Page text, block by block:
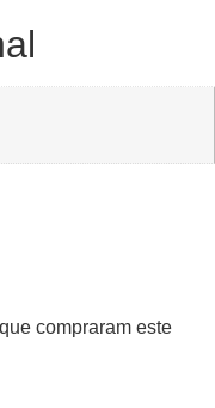
compraram este